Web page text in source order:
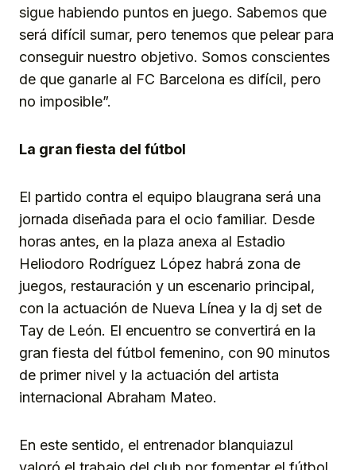
sigue habiendo puntos en juego. Sabemos que
será difícil sumar, pero tenemos que pelear para
conseguir nuestro objetivo. Somos conscientes
de que ganarle al FC Barcelona es difícil, pero
no imposible”.
La gran fiesta del fútbol
El partido contra el equipo blaugrana será una
jornada diseñada para el ocio familiar. Desde
horas antes, en la plaza anexa al Estadio
Heliodoro Rodríguez López habrá zona de
juegos, restauración y un escenario principal,
con la actuación de Nueva Línea y la dj set de
Tay de León. El encuentro se convertirá en la
gran fiesta del fútbol femenino, con 90 minutos
de primer nivel y la actuación del artista
internacional Abraham Mateo.
En este sentido, el entrenador blanquiazul